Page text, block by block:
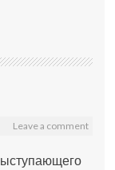
Leave a comment